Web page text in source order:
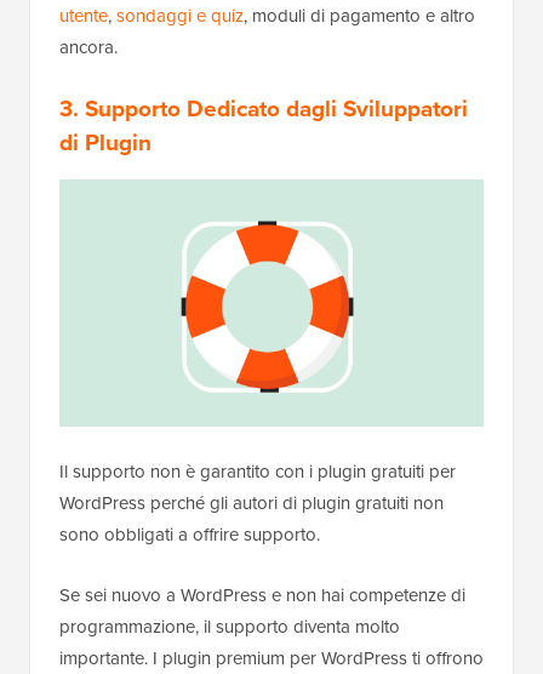
utente,sondaggi e quiz, moduli di pagamento e altro
ancora.
3. Supporto Dedicato dagli Sviluppatori
di Plugin
Il supporto non è garantito con i plugin gratuiti per
WordPress perché gli autori di plugin gratuiti non
sono obbligati a offrire supporto.
Se sei nuovo a WordPress e non hai competenze di
programmazione, il supporto diventa molto
importante. I plugin premium per WordPress ti offrono